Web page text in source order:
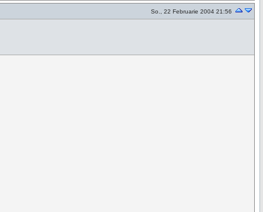
So., 22 Februarie 2004 21:56